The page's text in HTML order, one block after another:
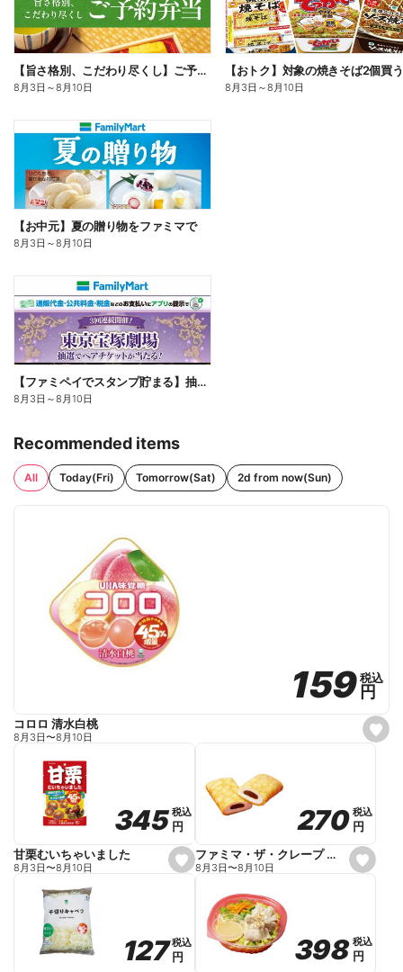
【旨さ格別、こだわり尽くし】ご予約弁当
8月3日 ～8月10日 8月3日 ～8月10日
【お中元】夏の贈り物をファミマで
8月3日 ～8月10日
【ファミペイでスタンプ貯まる】抽選でペアチケットが当たる!
8月3日 ～8月10日
Recommended items
All Today(Fri) Tomorrow(Sat) 2d from now(Sun)
s
e
159
159税込
税込
円
円
コロロ 清水白桃
8月3日〜8月10日
s
e
o
r
i
345
345税込
税込
円
円
甘栗むいちゃいました
8月3日〜8月10日
s
e
o
r
i
270
270 税込
税込
円
円
ファミマ・ザ・クレープ 生チョコ
8月3日〜8月10日
127
127税込
税込
円
円
398
398 税込
税込
円
円